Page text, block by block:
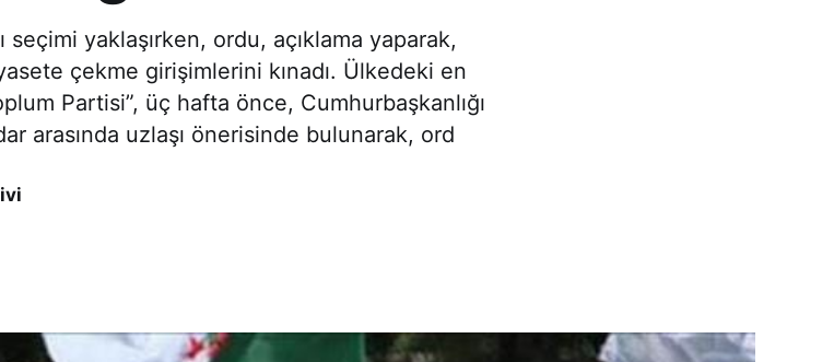
seçimi yaklaşırken, ordu, açıklama yaparak,
çekme girişimlerini kınadı. Ülkedeki en
Partisi”, üç hafta önce, Cumhurbaşkanlığı
arasında uzlaşı önerisinde bulunarak, ord